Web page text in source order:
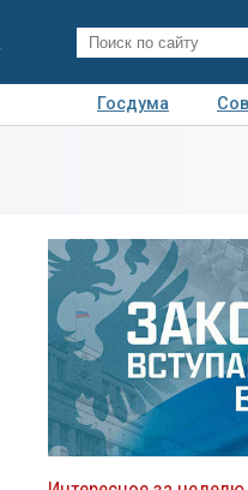
Госдума